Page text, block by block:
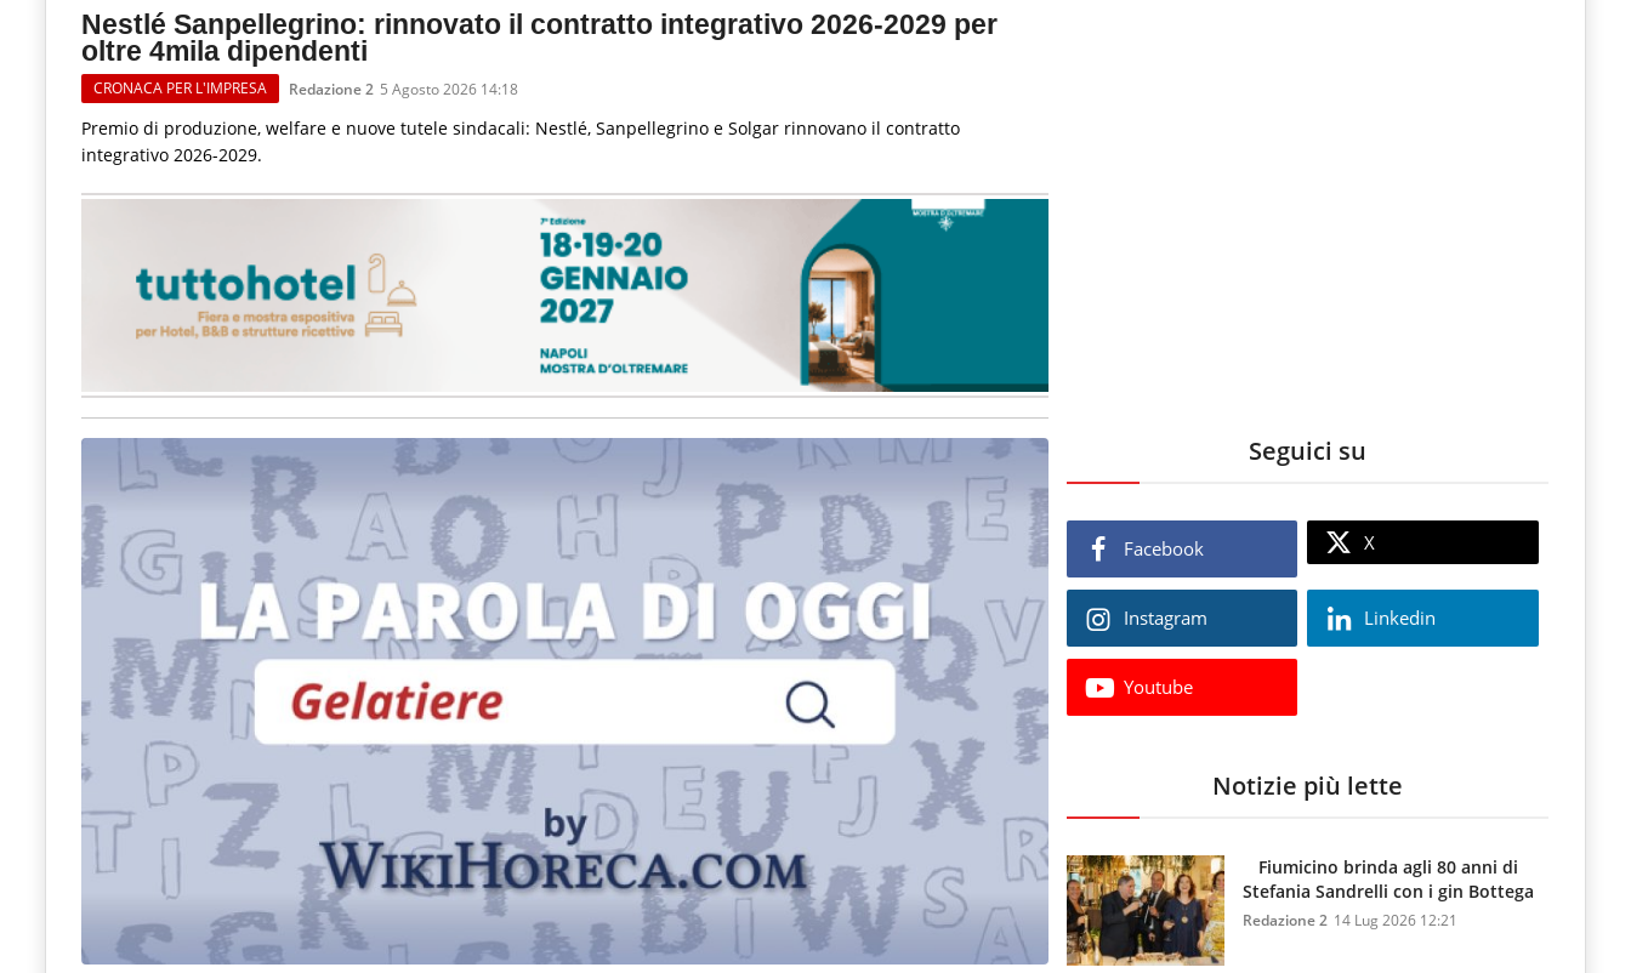
Nestlé Sanpellegrino: rinnovato il contratto integrativo 2026-2029 per
oltre 4mila dipendenti
CRONACA PER L'IMPRESA Redazione 2 5 Agosto 2026 14:18
Premio di produzione, welfare e nuove tutele sindacali: Nestlé, Sanpellegrino e Solgar rinnovano il contratto
integrativo 2026-2029.
Seguici su
Facebook X
Instagram Linkedin
Youtube
Notizie più lette
Fiumicino brinda agli 80 anni di
Stefania Sandrelli con i gin Bottega
Redazione 2 14 Lug 2026 12:21